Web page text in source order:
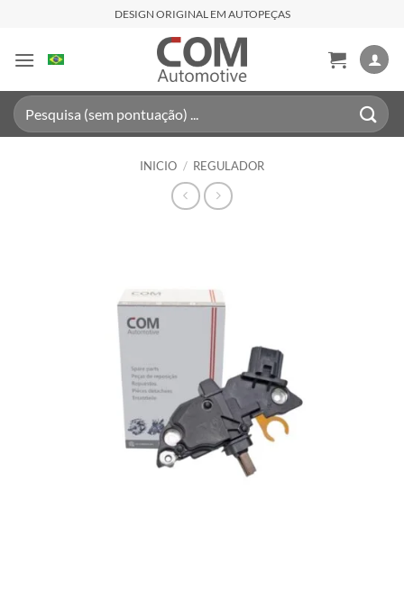
contenido
DESIGN ORIGINAL EM AUTOPEÇAS
Buscar
por:
INICIO / REGULADOR